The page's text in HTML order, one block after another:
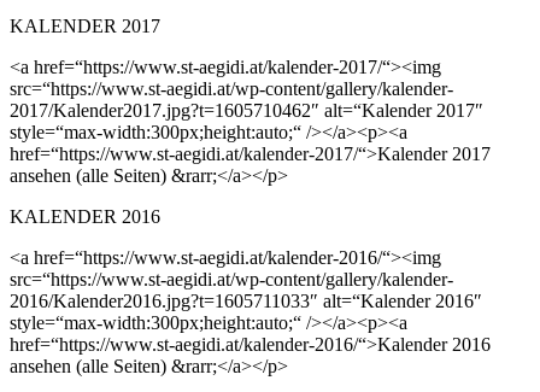
KALENDER 2017
<a href=“https://www.st-aegidi.at/kalender-2017/“><img
src=“https://www.st-aegidi.at/wp-content/gallery/kalender-
2017/Kalender2017.jpg?t=1605710462″ alt=“Kalender 2017″
style=“max-width:300px;height:auto;“ /></a><p><a
href=“https://www.st-aegidi.at/kalender-2017/“>Kalender 2017
ansehen (alle Seiten) &rarr;</a></p>
KALENDER 2016
<a href=“https://www.st-aegidi.at/kalender-2016/“><img
src=“https://www.st-aegidi.at/wp-content/gallery/kalender-
2016/Kalender2016.jpg?t=1605711033″ alt=“Kalender 2016″
style=“max-width:300px;height:auto;“ /></a><p><a
href=“https://www.st-aegidi.at/kalender-2016/“>Kalender 2016
ansehen (alle Seiten) &rarr;</a></p>